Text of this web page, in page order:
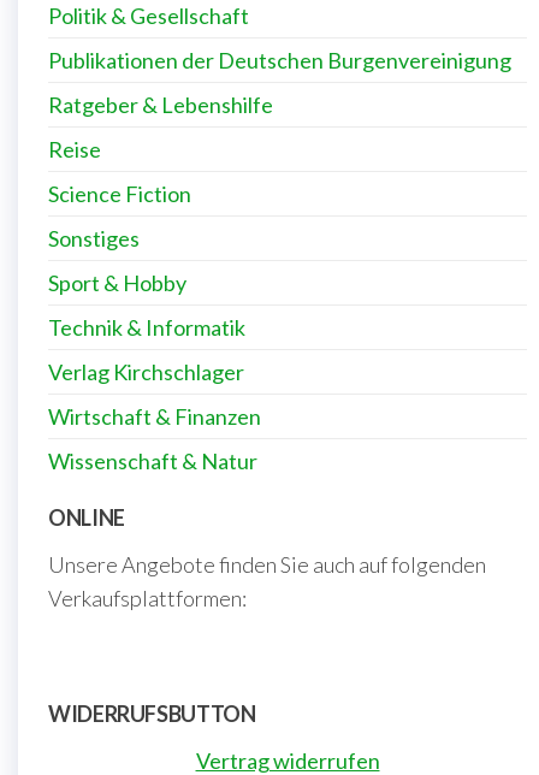
Politik & Gesellschaft
Publikationen der Deutschen Burgenvereinigung
Ratgeber & Lebenshilfe
Reise
Science Fiction
Sonstiges
Sport & Hobby
Technik & Informatik
Verlag Kirchschlager
Wirtschaft & Finanzen
Wissenschaft & Natur
ONLINE
Unsere Angebote finden Sie auch auf folgenden
Verkaufsplattformen:
WIDERRUFSBUTTON
Vertrag widerrufen